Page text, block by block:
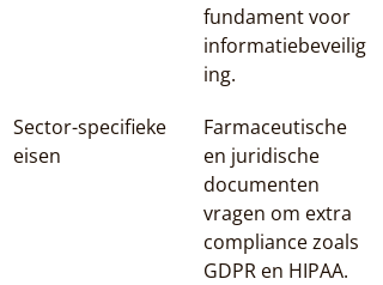
fundament voor
informatiebeveilig
ing.
Sector-specifieke
eisen
Farmaceutische
en juridische
documenten
vragen om extra
compliance zoals
GDPR en HIPAA.